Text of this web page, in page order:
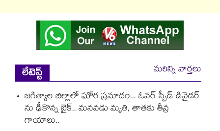
లేటెస్ట్
మరిన్ని వార్తలు
జగిత్యాల జిల్లాలో ఘోర ప్రమాదం... ఓవర్ స్పీడ్ డివైడర్
ను ఢీకొన్న బైక్.. మనవడు మృతి, తాతకు తీవ్ర
గాయాలు..